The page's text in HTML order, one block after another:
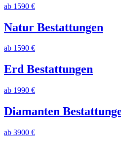
ab 1590 €
Natur Bestattungen
ab 1590 €
Erd Bestattungen
ab 1990 €
Diamanten
ab 3900 €